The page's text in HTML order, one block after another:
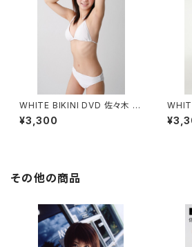
WHITE BIKINI DVD 佐々木 梨
絵
¥3,300
その他の商品